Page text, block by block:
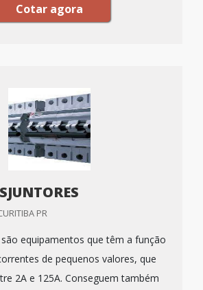
Cotar agora
PR
equipamentos que têm a função
de pequenos valores, que
2A e 125A. Conseguem também